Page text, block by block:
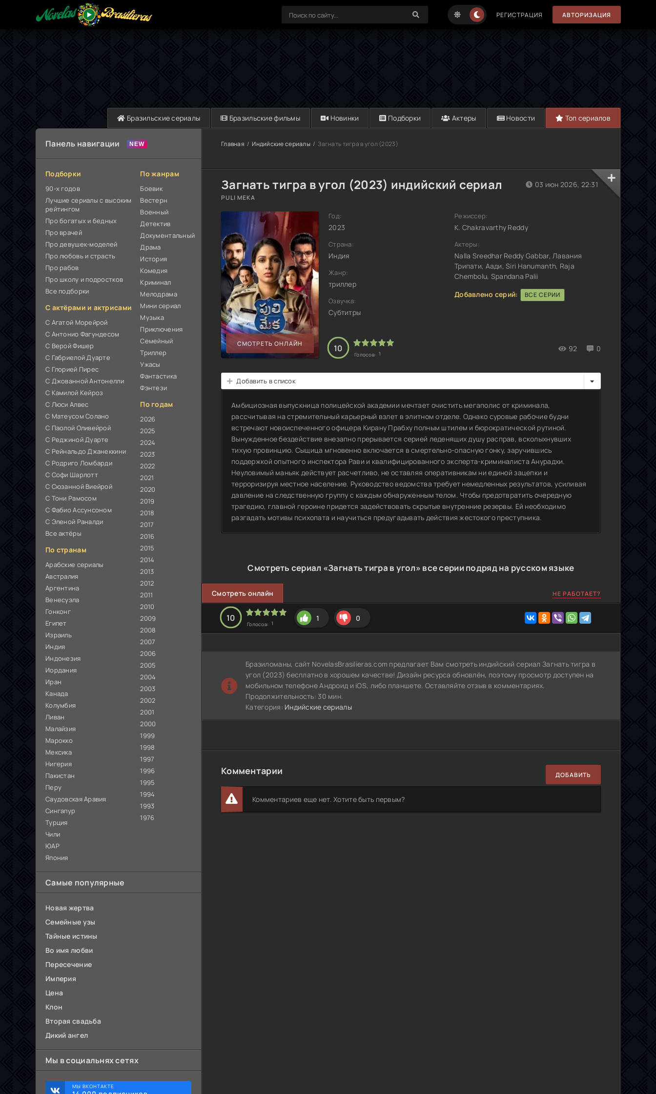
РЕГИСТРАЦИЯ АВТОРИЗАЦИЯ
Бразильские сериалы Бразильские фильмы Новинки Подборки Актеры Новости Топ сериалов
Панель навигации
Подборки
90-х годов
Лучшие сериалы с высоким
рейтингом
Про богатых и бедных
Про врачей
Про девушек-моделей
Про любовь и страсть
Про рабов
Про школу и подростков
Все подборки
С актёрами и актрисами
С Агатой Морейрой
С Антонио Фагундесом
С Верой Фишер
С Габриелой Дуарте
С Глорией Пирес
С Джованной Антонелли
С Камилой Кейроз
С Люси Алвес
С Матеусом Солано
С Паолой Оливейрой
С Реджиной Дуарте
С Рейнальдо Джанеккини
С Родриго Ломбарди
С Софи Шарлотт
С Сюзанной Виейрой
С Тони Рамосом
С Фабио Ассунсоном
С Эленой Раналди
Все актёры
По странам
Арабские сериалы
Австралия
Аргентина
Венесуэла
Гонконг
Египет
Израиль
Индия
Индонезия
Иордания
Иран
Канада
Колумбия
Ливан
Малайзия
Марокко
Мексика
Нигерия
Пакистан
Перу
Саудовская Аравия
Сингапур
Турция
Чили
ЮАР
Япония
По жанрам
Боевик
Вестерн
Военный
Детектив
Документальный
Драма
История
Комедия
Криминал
Мелодрама
Мини сериал
Музыка
Приключения
Семейный
Триллер
Ужасы
Фантастика
Фэнтези
По годам
2026
2025
2024
2023
2022
2021
2020
2019
2018
2017
2016
2015
2014
2013
2012
2011
2010
2009
2008
2007
2006
2005
2004
2003
2002
2001
2000
1999
1998
1997
1996
1995
1994
1993
1976
Самые популярные
Новая жертва
Семейные узы
Тайные истины
Во имя любви
Пересечение
Империя
Цена
Клон
Вторая свадьба
Дикий ангел
Мы в социальнях сетях
МЫ ВКОНТАКТЕ
Главная Индийские сериалы Загнать тигра в угол (2023)
Загнать тигра в угол (2023) индийский сериал
PULI MEKA
СМОТРЕТЬ ОНЛАЙН
Год:
2023
Страна:
Индия
Жанр:
триллер
Озвучка:
Субтитры
10
Голосов: 1
92 0
03 июн 2026, 22:31
Режиссер:
K. Chakravarthy Reddy
Актеры:
Nalla Sreedhar Reddy Gabbar, Лавания
Трипати, Аади, Siri Hanumanth, Raja
Chembolu, Spandana Palii
Добавлено серий:
ВСЕ СЕРИИ
Добавить в список
Амбициозная выпускница полицейской академии мечтает очистить мегаполис от криминала,
рассчитывая на стремительный карьерный взлет в элитном отделе. Однако суровые рабочие будни
встречают новоиспеченного офицера Кирану Прабху полным штилем и бюрократической рутиной.
Вынужденное бездействие внезапно прерывается серией леденящих душу расправ, всколыхнувших
тихую провинцию. Сыщица мгновенно включается в смертельно-опасную гонку, заручившись
поддержкой опытного инспектора Рави и квалифицированного эксперта-криминалиста Анурадхи.
Неуловимый маньяк действует расчетливо, не оставляя оперативникам ни единой зацепки и
терроризируя местное население. Руководство ведомства требует немедленных результатов, усиливая
давление на следственную группу с каждым обнаруженным телом. Чтобы предотвратить очередную
трагедию, главной героине придется задействовать скрытые внутренние резервы. Ей необходимо
разгадать мотивы психопата и научиться предугадывать действия жестокого преступника.
Смотреть сериал «Загнать тигра в угол» все серии подряд на русском языке
Смотреть онлайн НЕ РАБОТАЕТ?
10
Голосов: 1
1 0
Бразиломаны, сайт NovelasBrasilieras.com предлагает Вам смотреть индийский сериал Загнать тигра в
угол (2023) бесплатно в хорошем качестве! Дизайн ресурса обновлён, поэтому просмотр доступен на
мобильном телефоне Андроид и iOS, либо планшете. Оставляйте отзыв в комментариях.
Продолжительность: 30 мин.
Категория: Индийские сериалы
Комментарии ДОБАВИТЬ
Комментариев еще нет. Хотите быть первым?